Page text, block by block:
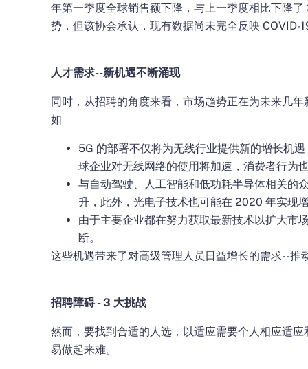
年第一季度全球销售额下降 ，与上一季度相比下降了
势，但该协会承认，现有数据尚未完全反映 COVID-
人才需求--新机遇不断涌现
同时，从招聘的角度来看，市场趋势正在为未来几
如
5G 的部署不仅将为无线行业提供新的增长机
球企业对无线网络的使用将加速，消费者行为
与自动驾驶、人工智能和低功耗半导体相关的
升，此外，光电子技术也可能在 2020 年实现
由于主要企业都在努力获取最新技术以扩大市
断。
这些机遇带来了对高级管理人员日益增长的需求--推
招聘障碍 - 3 大挑战
然而，要找到合适的人选，以适应需要个人相应适
易做起来难。